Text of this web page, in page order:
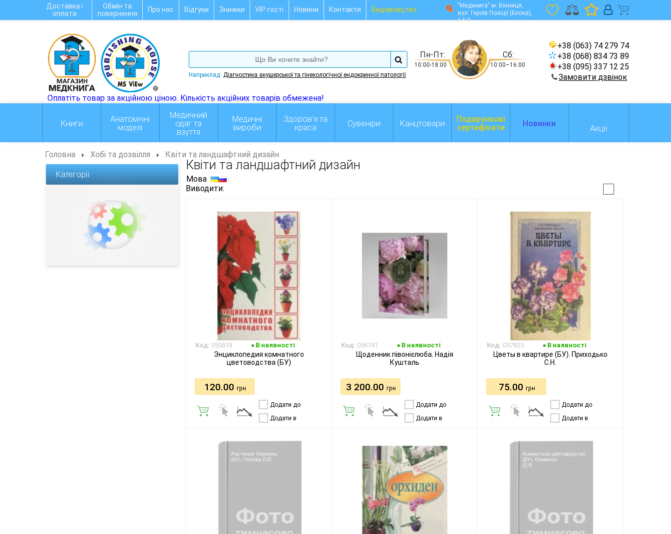
Доставка і
оплата
Обмін та
повернення
Про нас Відгуки Знижки VIP гості Новини Контакти Видавництво
"Медкнига" м. Вінниця,
вул. Героїв Поліції (Блока),
14/2
Пн-Пт: Сб:
10:00-18:00
10:00–16:00
Наприклад:Діагностика акушерської та гінекологічної ендокринної патології
+38 (063) 74 279 74
+38 (068) 834 73 89
+38 (095) 337 12 25
Замовити дзвінок
Книги
Анатомічні
моделі
Медичний
одяг та
взуття
Медичні
вироби
Здоров'я та
краса
Сувеніри Канцтовари
Подарункові
сертифікати
Новинки
Акції
Головна Хобі та дозвілля Квіти та ландшафтний дизайн
Категорії
Квіти та ландшафтний дизайн
Мова
Виводити:
Код: 050818 В наявності
Энциклопедия комнатного
цветоводства (БУ)
120.00грн
Додати до
порівняння
Додати в
Код: 056741 В наявності
Щоденник півонієлюба. Надія
Кушталь
3 200.00грн
Додати до
порівняння
Додати в
Код: 057825 В наявності
Цветы в квартире (БУ). Приходько
С.Н.
75.00 грн
Додати до
порівняння
Додати в